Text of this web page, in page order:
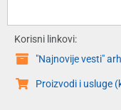
Korisni linkovi:
"Najnovije vesti"
Proizvodi i usluge